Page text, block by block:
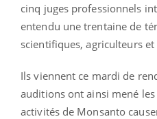
cinq juges professionnels
entendu une trentaine de
scientifiques, agriculteurs
Ils viennent ce mardi de
auditions ont ainsi mené
activités de Monsanto